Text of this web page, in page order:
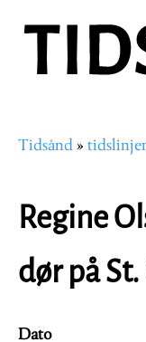
hovedinnhold
Tidsånd
Regine
dør på
Dato